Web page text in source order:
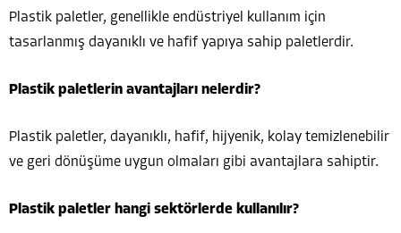
Plastik paletler, genellikle endüstriyel kullanım için
tasarlanmış dayanıklı ve hafif yapıya sahip paletlerdir.
Plastik paletlerin avantajları nelerdir?
Plastik paletler, dayanıklı, hafif, hijyenik, kolay temizlenebilir
ve geri dönüşüme uygun olmaları gibi avantajlara sahiptir.
Plastik paletler hangi sektörlerde kullanılır?